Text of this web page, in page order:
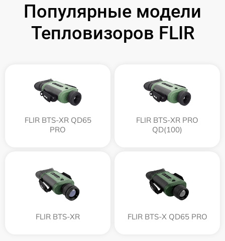
Популярные модели
Тепловизоров FLIR
FLIR BTS-XR QD65
PRO
FLIR BTS-XR PRO
QD(100)
FLIR BTS-XR FLIR BTS-X QD65 PRO